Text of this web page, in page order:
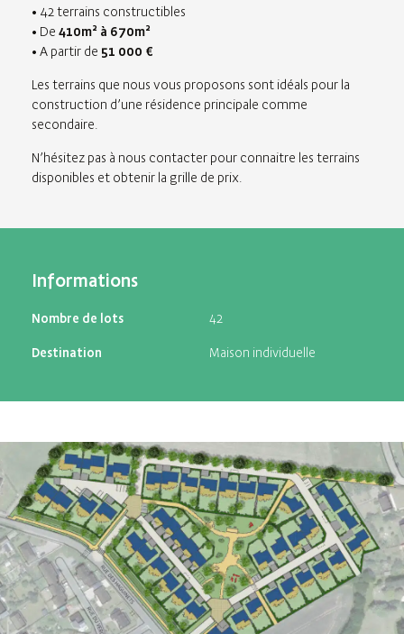
• 42 terrains constructibles
• De 410m² à 670m²
• A partir de 51 000 €
Les terrains que nous vous proposons sont idéals pour la
construction d’une résidence principale comme
secondaire.
N’hésitez pas à nous contacter pour connaitre les terrains
disponibles et obtenir la grille de prix.
Informations
Nombre de lots 42
Destination Maison individuelle